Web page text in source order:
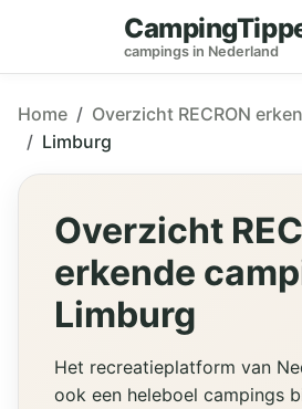
campings in Nederland
Home
Overzicht RECRON
Limburg
Overzicht
erkende
Limburg
Het recreatieplatform van
ook een heleboel campings